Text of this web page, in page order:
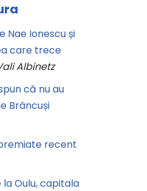
Nae Ionescu și
care trece
Albinetz
că nu au
Brâncuși
recent
Oulu, capitala